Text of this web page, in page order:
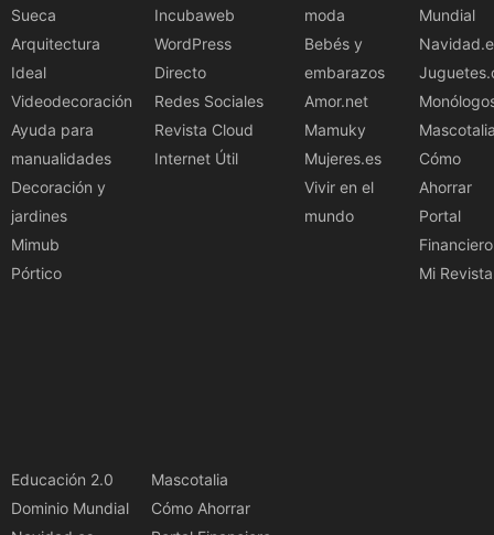
Sueca
Arquitectura
Ideal
Videodecoración
Ayuda para
manualidades
Decoración y
jardines
Mimub
Pórtico
Incubaweb
WordPress
Directo
Redes Sociales
Revista Cloud
Internet Útil
moda
Bebés y
embarazos
Amor.net
Mamuky
Mujeres.es
Vivir en el
mundo
Mundial
Cómo
Ahorrar
Portal
Financiero
Mi Revista
Educación 2.0
Dominio Mundial
Mascotalia
Cómo Ahorrar